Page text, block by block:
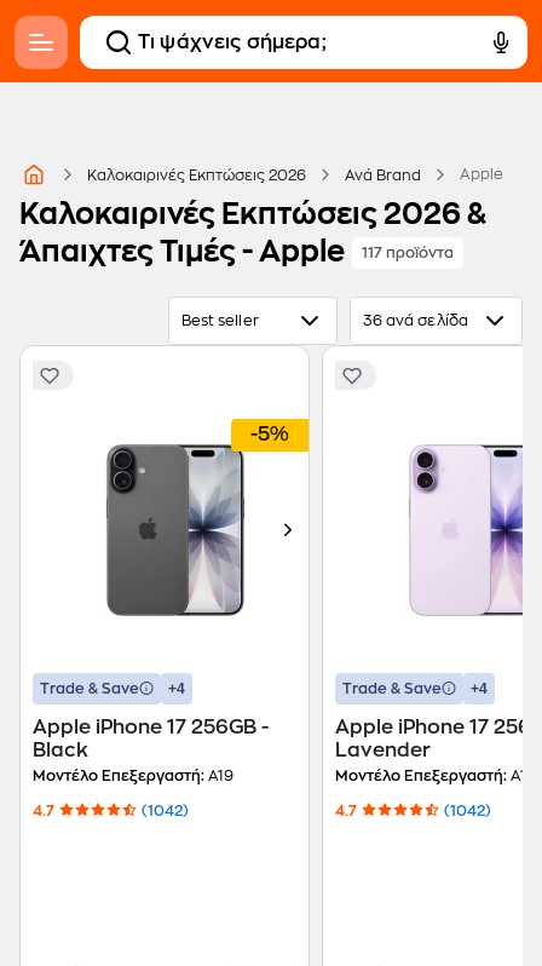
Καλοκαιρινές Εκπτώσεις 2026 Ανά Brand Apple
Καλοκαιρινές Εκπτώσεις 2026 &
Άπαιχτες Τιμές - Apple
117 προϊόντα
Best seller 36 ανά σελίδα
-5%
Trade & Save +4
Apple iPhone 17 256GB -
Black
Μοντέλο Επεξεργαστή: A19
4.7 (1042)
Trade & Save +4
Apple iPhone 17
Lavender
Μοντέλο Επεξεργαστή: A19
4.7 (1042)